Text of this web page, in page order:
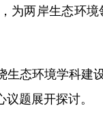
为两岸生态环
环境学科建
题展开探讨。